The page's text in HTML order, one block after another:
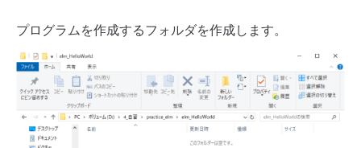
プログラムを作成するフォルダを作成します。